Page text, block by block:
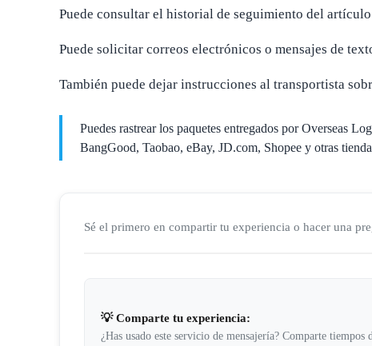
Puede consultar el historial de seguimiento del
Puede solicitar correos electrónicos o mensajes de
También puede dejar instrucciones al transportista
Puedes rastrear los paquetes entregados por Overseas
BangGood, Taobao, eBay, JD.com, Shopee y otras
Sé el primero en compartir tu experiencia o hacer una
💡 Comparte tu experiencia:
¿Has usado este servicio de mensajería? Comparte